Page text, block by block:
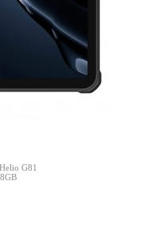
G81